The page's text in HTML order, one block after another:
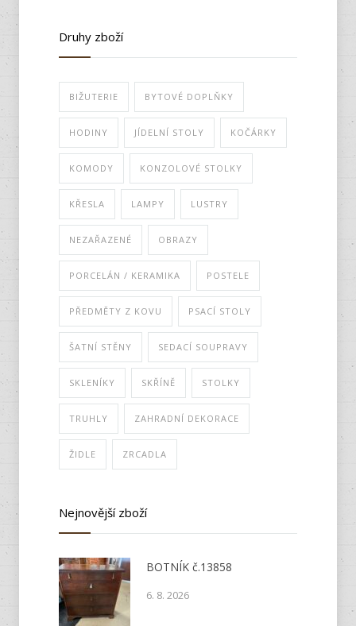
Druhy zboží
BIŽUTERIE BYTOVÉ DOPLŇKY
HODINY JÍDELNÍ STOLY KOČÁRKY
KOMODY KONZOLOVÉ STOLKY
KŘESLA LAMPY LUSTRY
NEZAŘAZENÉ OBRAZY
PORCELÁN / KERAMIKA POSTELE
PŘEDMĚTY Z KOVU PSACÍ STOLY
ŠATNÍ STĚNY SEDACÍ SOUPRAVY
SKLENÍKY SKŘÍNĚ STOLKY
TRUHLY ZAHRADNÍ DEKORACE
ŽIDLE ZRCADLA
Nejnovější zboží
BOTNÍK č.13858
6. 8. 2026